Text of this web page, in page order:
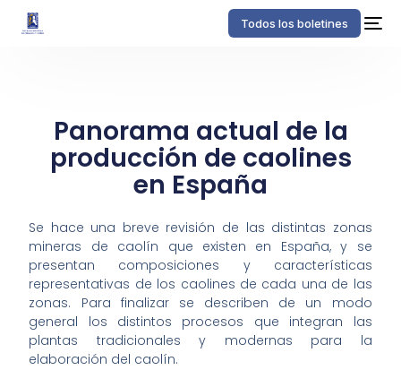
Todos los boletines
Panorama actual de la
producción de caolines
en España
Se hace una breve revisión de las distintas zonas
mineras de caolín que existen en España, y se
presentan composiciones y características
representativas de los caolines de cada una de las
zonas. Para finalizar se describen de un modo
general los distintos procesos que integran las
plantas tradicionales y modernas para la
elaboración del caolín.